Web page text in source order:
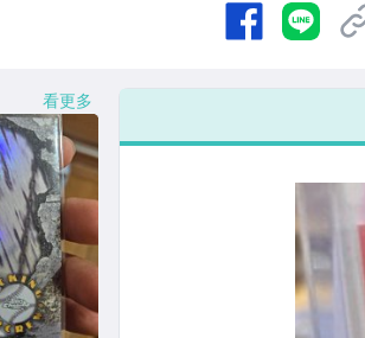
看更多